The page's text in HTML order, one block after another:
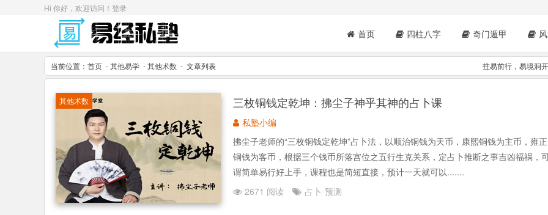
Hi 你好，欢迎访问！ 登录
首页 四柱八字 奇门遁甲
当前位置： 首页 - 其他易学 -其他术数 - 文章列表 拄易前行，易境洞开
其他术数 三枚铜钱定乾坤：拂尘子神乎其神的占卜课
私塾小编
拂尘子老师的“三枚铜钱定乾坤”占卜法，以顺治铜钱为天币，康熙铜钱为主币，雍正
铜钱为客币，根据三个钱币所落宫位之五行生克关系，定占卜推断之事吉凶福祸，
谓简单易行好上手，课程也是简短直接，预计一天就可以.......
2671 阅读
占卜 预测